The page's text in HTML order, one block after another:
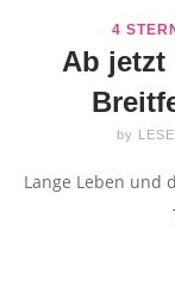
4
Ab jetzt
by
Lange Leben und